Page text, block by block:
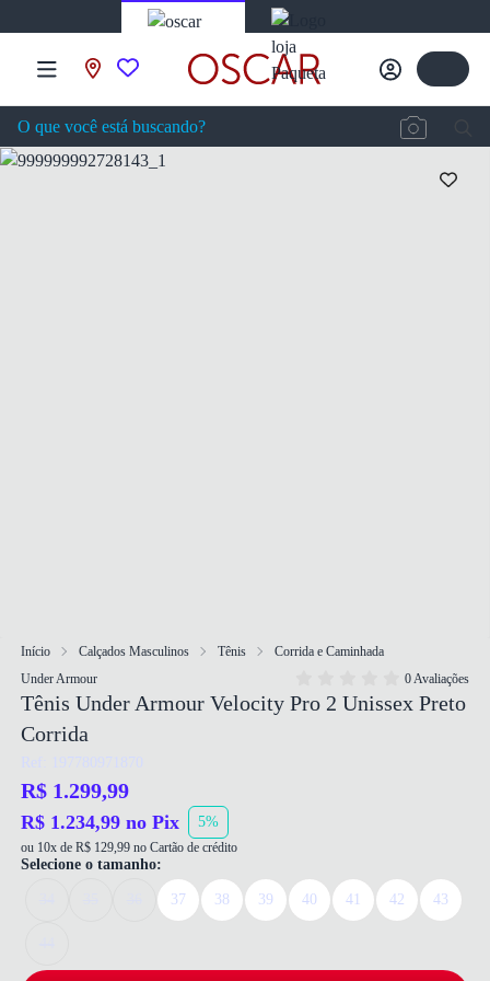
Início Calçados Masculinos Tênis
Corrida e Caminhada
Under Armour
0 Avaliações
Tênis Under Armour Velocity Pro 2 Unissex Preto
Corrida
Ref: 197780971870
R$ 1.299,99
R$ 1.234,99 no Pix 5%
ou 10x de R$ 129,99 no Cartão de crédito
Selecione o tamanho:
37 38 39 40 41 42 43